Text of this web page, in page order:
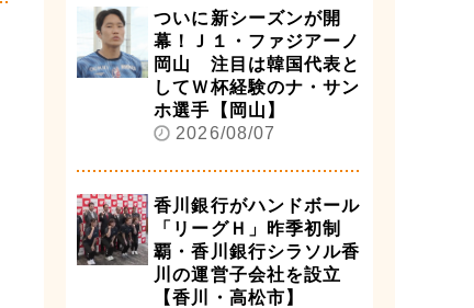
ついに新シーズンが開
幕！Ｊ１・ファジアーノ
岡山 注目は韓国代表と
してＷ杯経験のナ・サン
ホ選手【岡山】
2026/08/07
香川銀行がハンドボール
「リーグＨ」昨季初制
覇・香川銀行シラソル香
川の運営子会社を設立
【香川・高松市】